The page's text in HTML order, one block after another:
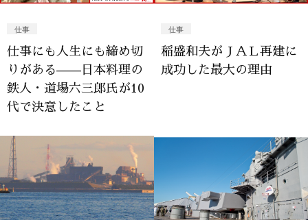
仕事
仕事にも人生にも締め切
りがある——日本料理の
鉄人・道場六三郎氏が10
代で決意したこと
仕事
稲盛和夫がＪＡＬ再建に
成功した最大の理由